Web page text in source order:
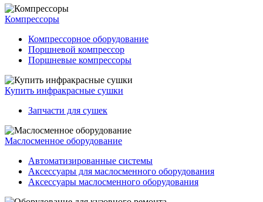
Компрессоры
Компрессорное оборудование
Поршневой компрессор
Поршневые компрессоры
Купить инфракрасные сушки
Запчасти для сушек
Маслосменное оборудование
Автоматизированные системы
Аксессуары для маслосменного оборудования
Аксессуары маслосменного оборудования